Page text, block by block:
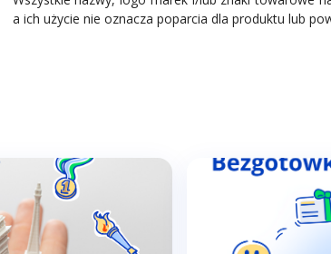
a ich użycie nie oznacza poparcia dla produktu lub